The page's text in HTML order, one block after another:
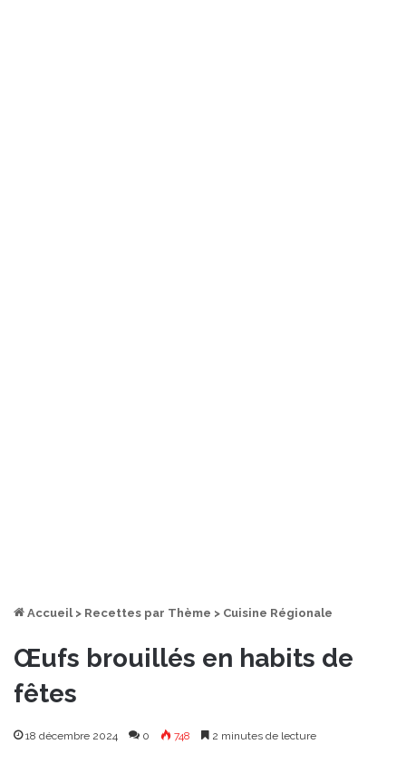
Accueil > Recettes par Thème > Cuisine Régionale
Œufs brouillés en habits de
fêtes
18 décembre 2024 0 748 2 minutes de lecture